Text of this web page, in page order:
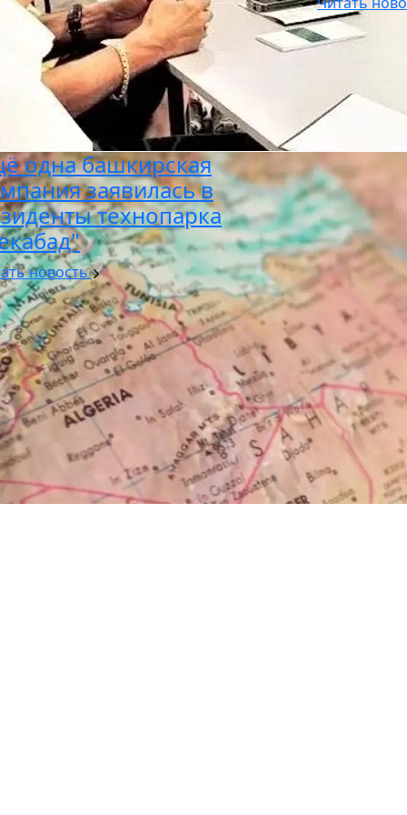
одна башкирская
заявилась в
технопарка
новость